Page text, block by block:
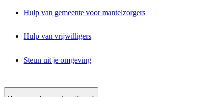
Hulp van gemeente voor mantelzorgers
Hulp van vrijwilligers
Steun uit je omgeving